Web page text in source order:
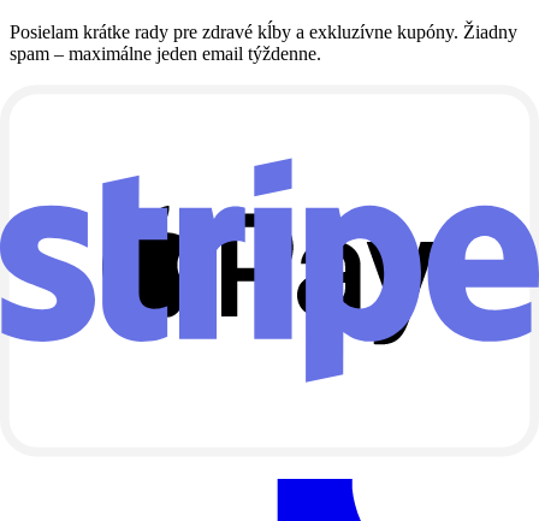
Posielam krátke rady pre zdravé kĺby a exkluzívne kupóny. Žiadny
spam – maximálne jeden email týždenne.
Chcem odoberať
Nechajte toto pole prázdne
Súhlasím so spracovaním osobných údajov na účely zasielania
newsletteru. Podrobnosti nájdete v
ochrane osobných údajov
Môžete sa kedykoľvek odhlásiť priamo z emailu.